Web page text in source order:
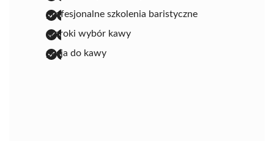
profesjonalne szkolenia baristyczne
szeroki wybór kawy
pasja do kawy